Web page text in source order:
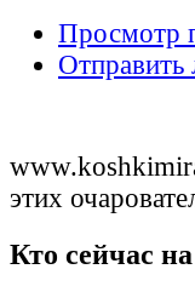
Просмотр
Отправить
этих
Кто сейчас